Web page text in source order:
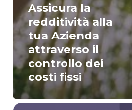
Assicura la
redditività alla
tua Azienda
attraverso il
controllo dei
costi fissi